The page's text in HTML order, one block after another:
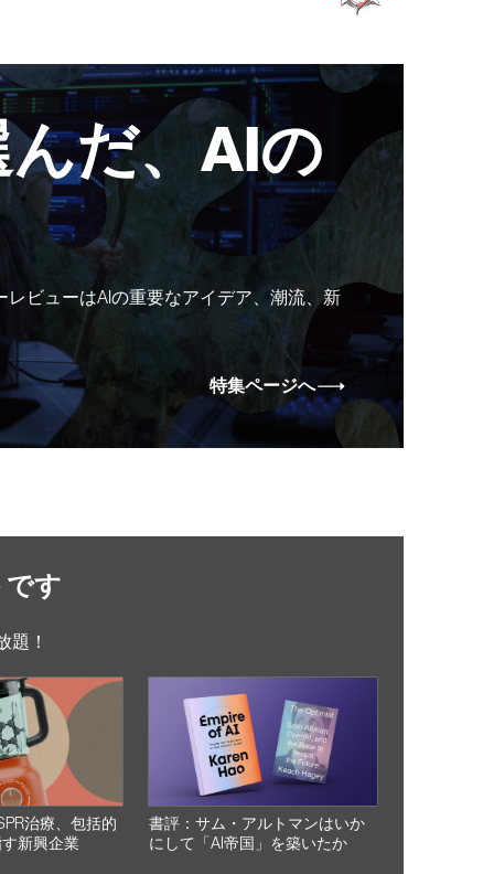
だ、AIの
ビューはAIの重要なアイデア、潮流、新
特集ページへ
す
題！
治療、包括的
新興企業
書評：サム・アルトマンはいか
にして「AI帝国」を築いたか